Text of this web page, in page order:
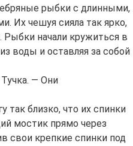
рыбки с длинными,
Их чешуя сияла так ярко,
начали кружиться в
воды и оставляя за собой
— Они
так близко, что их спинки
мостик прямо через
свои крепкие спинки под